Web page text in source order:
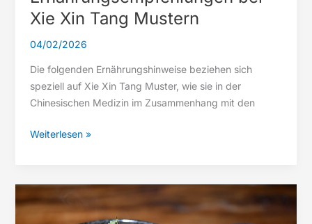
Xie Xin Tang Mustern
04/02/2026
Die folgenden Ernährungshinweise beziehen sich
speziell auf Xie Xin Tang Muster, wie sie in der
Chinesischen Medizin im Zusammenhang mit den
Ernährungsempfehlungen
Xin
Tang
Mustern
Weiterlesen »